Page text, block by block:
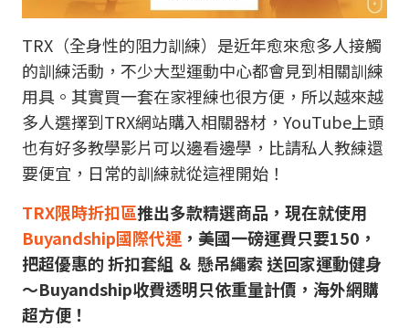
TRX（全身性的阻力訓練）是近年愈來愈多人接觸
的訓練活動，不少大型運動中心都會見到相關訓練
用具。其實買一套在家裡練也很方便，所以越來越
多人選擇到TRX網站購入相關器材，YouTube上頭
也有好多教學影片可以邊看邊學，比請私人教練還
要便宜，日常的訓練就從這裡開始！
TRX限時折扣區推出多款精選商品， 現在就使用
Buyandship國際代運，美國一磅運費只要150，
把超優惠的 折扣套組 ＆ 懸吊繩索 送回家運動健身
～Buyandship收費透明只依重量計價，海外網購
超方便！